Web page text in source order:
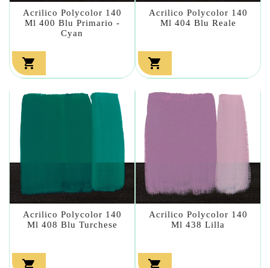
Acrilico Polycolor 140
Ml 400 Blu Primario -
Cyan

Acrilico Polycolor 140
Ml 404 Blu Reale

Acrilico Polycolor 140
Ml 408 Blu Turchese

Acrilico Polycolor 140
Ml 438 Lilla
